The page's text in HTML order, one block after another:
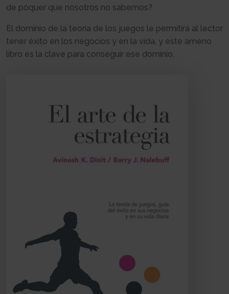
de póquer que nosotros no sabemos?
El dominio de la teoría de los juegos le permitirá al lector
tener éxito en los negocios y en la vida, y este ameno
libro es la clave para conseguir ese dominio.